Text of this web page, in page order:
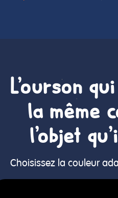
L'ourson
la même
l'objet
Choisissez la couleur